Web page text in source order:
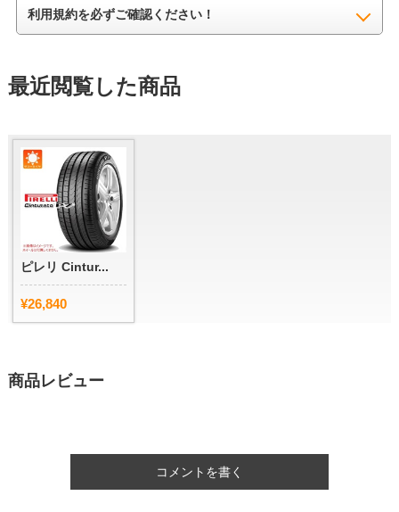
利用規約を必ずご確認ください！
最近閲覧した商品
ピレリ Cintur...
¥26,840
商品レビュー
コメントを書く